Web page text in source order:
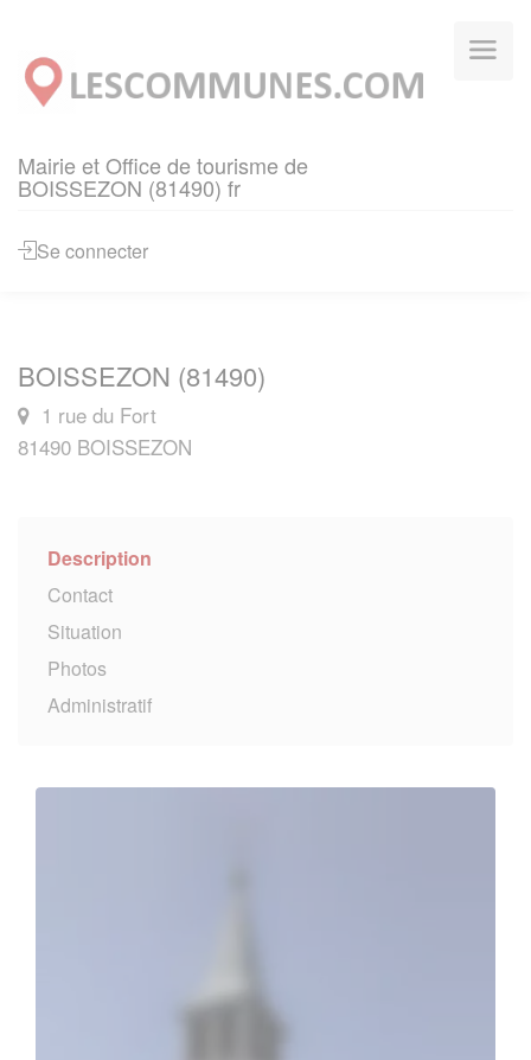
Mairie et Office de tourisme de
BOISSEZON (81490) fr
Se connecter
BOISSEZON (81490)
1 rue du Fort
81490 BOISSEZON
Description
Contact
Situation
Photos
Administratif